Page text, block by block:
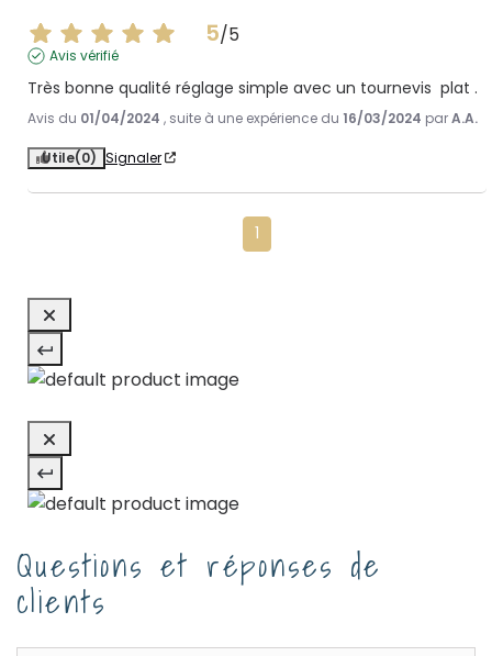
5/5
Avis vérifié
Très bonne qualité réglage simple avec un tournevis  plat .
Avis du 01/04/2024 , suite à une expérience du 16/03/2024 parA.A.
Utile(0) Signaler
1
Questions et réponses de
clients